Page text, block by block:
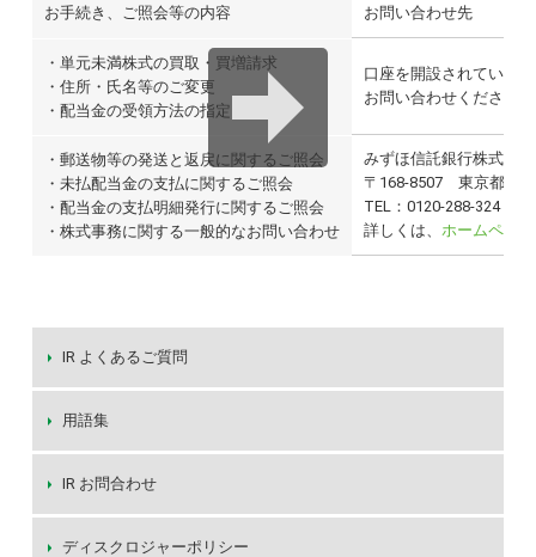
お手続き、ご照会等の内容 お問い合わせ先
・単元未満株式の買取・買増請求
・住所・氏名等のご変更
・配当金の受領方法の指定
口座を開設されている
お問い合わせください
・郵送物等の発送と返戻に関するご照会
・未払配当金の支払に関するご照会
・配当金の支払明細発行に関するご照会
・株式事務に関する一般的なお問い合わせ
みずほ信託銀行株式会
〒168-8507 東京都杉
TEL：0120-288-324（
詳しくは、 ホームページ
IR よくあるご質問
用語集
IR お問合わせ
ディスクロジャーポリシー